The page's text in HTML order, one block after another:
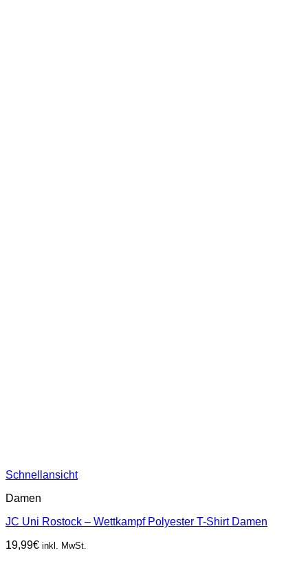
Schnellansicht
Damen
JC Uni Rostock – Wettkampf Polyester T-Shirt Damen
19,99€ inkl. MwSt.